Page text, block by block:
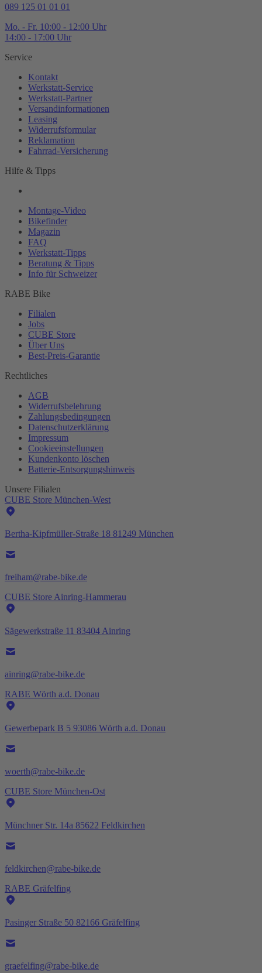
089 125 01 01 01
Mo. - Fr. 10:00 - 12:00 Uhr
14:00 - 17:00 Uhr
Service
Kontakt
Werkstatt-Service
Werkstatt-Partner
Versandinformationen
Leasing
Widerrufsformular
Reklamation
Fahrrad-Versicherung
Hilfe & Tipps
Montage-Video
Bikefinder
Magazin
FAQ
Werkstatt-Tipps
Beratung & Tipps
Info für Schweizer
RABE Bike
Filialen
Jobs
CUBE Store
Über Uns
Best-Preis-Garantie
Rechtliches
AGB
Widerrufsbelehrung
Zahlungsbedingungen
Datenschutzerklärung
Impressum
Cookieeinstellungen
Kundenkonto löschen
Batterie-Entsorgungshinweis
Unsere Filialen
CUBE Store München-West
Bertha-Kipfmüller-Straße 18 81249 München
freiham@rabe-bike.de
CUBE Store Ainring-Hammerau
Sägewerkstraße 11 83404 Ainring
ainring@rabe-bike.de
RABE Wörth a.d. Donau
Gewerbepark B 5 93086 Wörth a.d. Donau
woerth@rabe-bike.de
CUBE Store München-Ost
Münchner Str. 14a 85622 Feldkirchen
feldkirchen@rabe-bike.de
RABE Gräfelfing
Pasinger Straße 50 82166 Gräfelfing
graefelfing@rabe-bike.de